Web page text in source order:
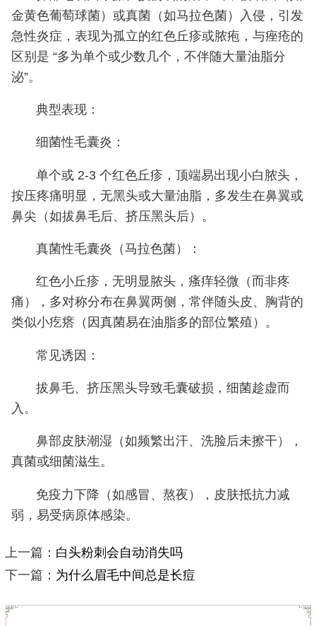
金黄色葡萄球菌）或真菌（如马拉色菌）入侵，引发
急性炎症，表现为孤立的红色丘疹或脓疱，与痤疮的
区别是 “多为单个或少数几个，不伴随大量油脂分
泌”。
典型表现：
细菌性毛囊炎：
单个或 2-3 个红色丘疹，顶端易出现小白脓头，
按压疼痛明显，无黑头或大量油脂，多发生在鼻翼或
鼻尖（如拔鼻毛后、挤压黑头后）。
真菌性毛囊炎（马拉色菌）：
红色小丘疹，无明显脓头，瘙痒轻微（而非疼
痛），多对称分布在鼻翼两侧，常伴随头皮、胸背的
类似小疙瘩（因真菌易在油脂多的部位繁殖）。
常见诱因：
拔鼻毛、挤压黑头导致毛囊破损，细菌趁虚而
入。
鼻部皮肤潮湿（如频繁出汗、洗脸后未擦干），
真菌或细菌滋生。
免疫力下降（如感冒、熬夜），皮肤抵抗力减
弱，易受病原体感染。
上一篇： 白头粉刺会自动消失吗
下一篇： 为什么眉毛中间总是长痘